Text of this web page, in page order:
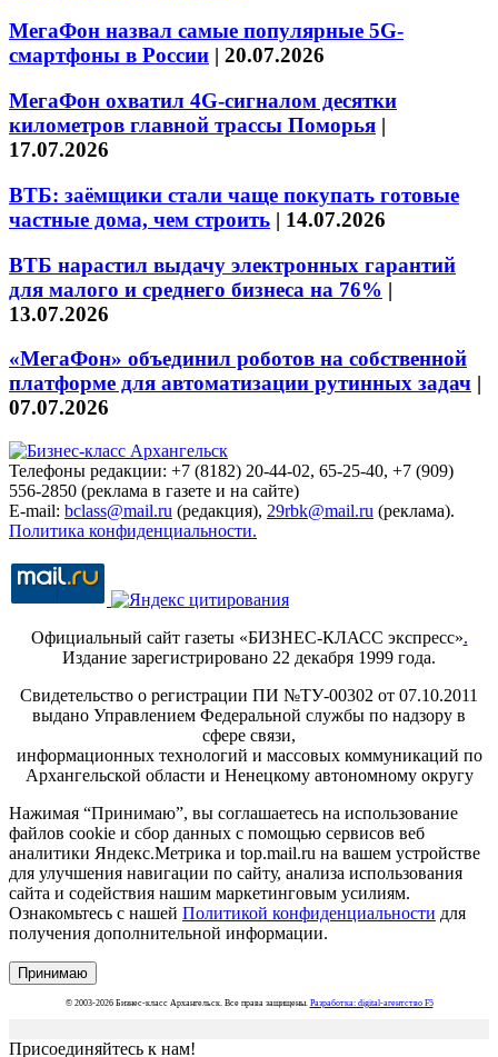
МегаФон назвал самые популярные 5G-
смартфоны в России | 20.07.2026
МегаФон охватил 4G-сигналом десятки
километров главной трассы Поморья |
17.07.2026
ВТБ: заёмщики стали чаще покупать готовые
частные дома, чем строить | 14.07.2026
ВТБ нарастил выдачу электронных гарантий
для малого и среднего бизнеса на 76% |
13.07.2026
«МегаФон» объединил роботов на собственной
платформе для автоматизации рутинных задач |
07.07.2026
Телефоны редакции: +7 (8182) 20-44-02, 65-25-40, +7 (909)
556-2850 (реклама в газете и на сайте)
E-mail: bclass@mail.ru (редакция), 29rbk@mail.ru (реклама).
Политика конфиденциальности.
Официальный сайт газеты «БИЗНЕС-КЛАСС экспресс».
Издание зарегистрировано 22 декабря 1999 года.
Свидетельство о регистрации ПИ №ТУ-00302 от 07.10.2011
выдано Управлением Федеральной службы по надзору в
сфере связи,
информационных технологий и массовых коммуникаций по
Архангельской области и Ненецкому автономному округу
Нажимая “Принимаю”, вы соглашаетесь на использование
файлов cookie и сбор данных с помощью сервисов веб
аналитики Яндекс.Метрика и top.mail.ru на вашем устройстве
для улучшения навигации по сайту, анализа использования
сайта и содействия нашим маркетинговым усилиям.
Ознакомьтесь с нашей Политикой конфиденциальности для
получения дополнительной информации.
Принимаю
© 2003-2026 Бизнес-класс Архангельск. Все права защищены. Разработка: digital-агентство F5
Присоединяйтесь к нам!